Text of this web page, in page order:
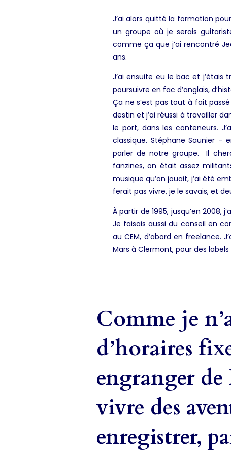
J’ai alors quitté la formation
un groupe où je serais
comme ça que j’ai rencontré
ans.
J’ai ensuite eu le bac et j’étais
poursuivre en fac d’anglais,
Ça ne s’est pas tout à fait
destin et j’ai réussi à travailler
le port, dans les conteneurs.
classique. Stéphane Saunier
parler de notre groupe. Il
fanzines, on était assez
musique qu’on jouait, j’ai été
ferait pas vivre, je le savais, et
À partir de 1995, jusqu’en 2008,
Je faisais aussi du conseil en
au CEM, d’abord en freelance.
Mars à Clermont, pour des
Comme je
d’horaires
engranger de
vivre des
enregistrer,